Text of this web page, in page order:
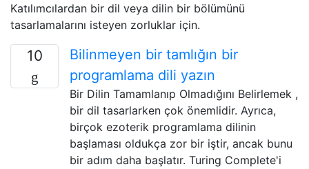
Katılımcılardan bir dil veya dilin bir bölümünü
tasarlamalarını isteyen zorluklar için.
10
Bilinmeyen bir tamlığın bir
programlama dili yazın
Bir Dilin Tamamlanıp Olmadığını Belirlemek ,
bir dil tasarlarken çok önemlidir. Ayrıca,
birçok ezoterik programlama dilinin
başlaması oldukça zor bir iştir, ancak bunu
bir adım daha başlatır. Turing Complete'i